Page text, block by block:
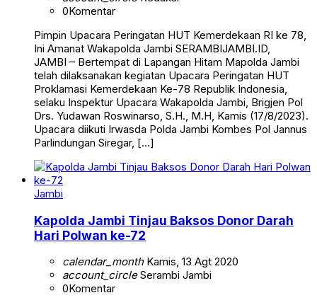
0Komentar
Pimpin Upacara Peringatan HUT Kemerdekaan RI ke 78,
Ini Amanat Wakapolda Jambi SERAMBIJAMBI.ID,
JAMBI – Bertempat di Lapangan Hitam Mapolda Jambi
telah dilaksanakan kegiatan Upacara Peringatan HUT
Proklamasi Kemerdekaan Ke-78 Republik Indonesia,
selaku Inspektur Upacara Wakapolda Jambi, Brigjen Pol
Drs. Yudawan Roswinarso, S.H., M.H, Kamis (17/8/2023).
Upacara diikuti Irwasda Polda Jambi Kombes Pol Jannus
Parlindungan Siregar, […]
Jambi
Kapolda Jambi Tinjau Baksos Donor Darah
Hari Polwan ke-72
calendar_monthKamis, 13 Agt 2020
account_circleSerambi Jambi
0Komentar